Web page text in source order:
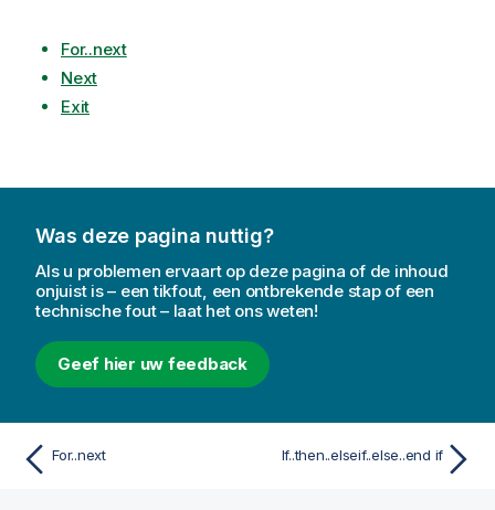
For..next
Next
Exit
Was deze pagina nuttig?
Als u problemen ervaart op deze pagina of de inhoud
onjuist is – een tikfout, een ontbrekende stap of een
technische fout – laat het ons weten!
Geef hier uw feedback
For..next If..then..elseif..else..end if